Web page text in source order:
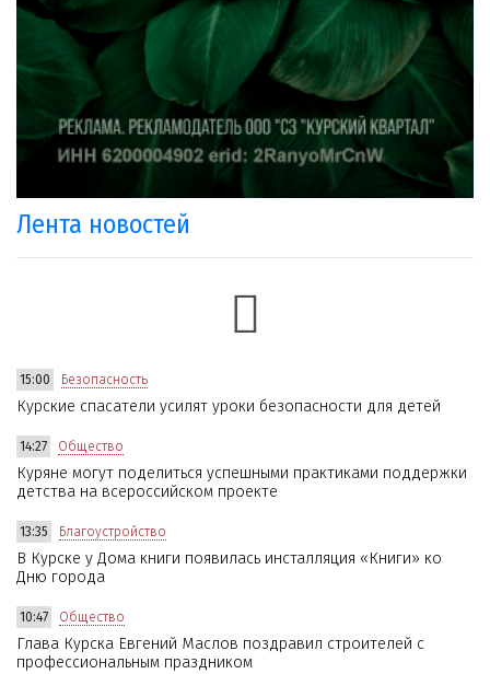
Лента новостей
15:00 Безопасность
Курские спасатели усилят уроки безопасности для детей
14:27 Общество
Куряне могут поделиться успешными практиками поддержки
детства на всероссийском проекте
13:35 Благоустройство
В Курске у Дома книги появилась инсталляция «Книги» ко
Дню города
10:47 Общество
Глава Курска Евгений Маслов поздравил строителей с
профессиональным праздником